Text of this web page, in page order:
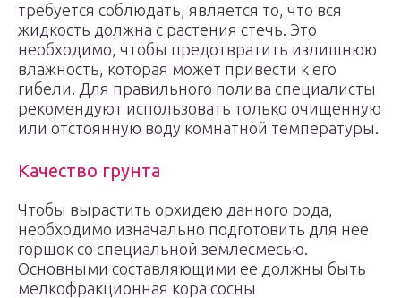
требуется соблюдать, является то, что вся
жидкость должна с растения стечь. Это
необходимо, чтобы предотвратить излишнюю
влажность, которая может привести к его
гибели. Для правильного полива специалисты
рекомендуют использовать только очищенную
или отстоянную воду комнатной температуры.
Качество грунта
Чтобы вырастить орхидею данного рода,
необходимо изначально подготовить для нее
горшок со специальной землесмесью.
Основными составляющими ее должны быть
мелкофракционная кора сосны